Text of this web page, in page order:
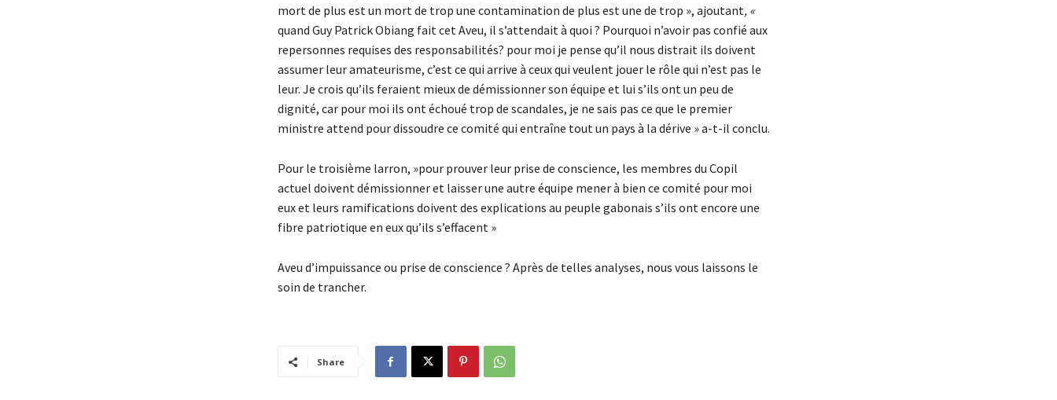
mort de plus est un mort de trop une contamination de plus est une de trop », ajoutant, «
quand Guy Patrick Obiang fait cet Aveu, il s’attendait à quoi ? Pourquoi n’avoir pas confié aux
repersonnes requises des responsabilités? pour moi je pense qu’il nous distrait ils doivent
assumer leur amateurisme, c’est ce qui arrive à ceux qui veulent jouer le rôle qui n’est pas le
leur. Je crois qu’ils feraient mieux de démissionner son équipe et lui s’ils ont un peu de
dignité, car pour moi ils ont échoué trop de scandales, je ne sais pas ce que le premier
ministre attend pour dissoudre ce comité qui entraîne tout un pays à la dérive » a-t-il conclu.
Pour le troisième larron, »pour prouver leur prise de conscience, les membres du Copil
actuel doivent démissionner et laisser une autre équipe mener à bien ce comité pour moi
eux et leurs ramifications doivent des explications au peuple gabonais s’ils ont encore une
fibre patriotique en eux qu’ils s’effacent »
Aveu d’impuissance ou prise de conscience ? Après de telles analyses, nous vous laissons le
soin de trancher.
Share